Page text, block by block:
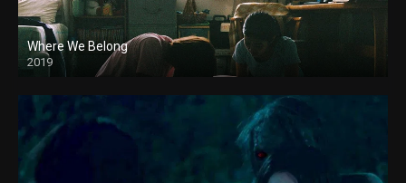
Where We Belong
2019